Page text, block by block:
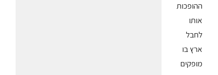
ההופכות
אותו
לחבל
ארץ בו
מופקים